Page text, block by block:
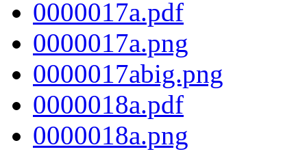
0000017a.pdf
0000017a.png
0000017abig.png
0000018a.pdf
0000018a.png